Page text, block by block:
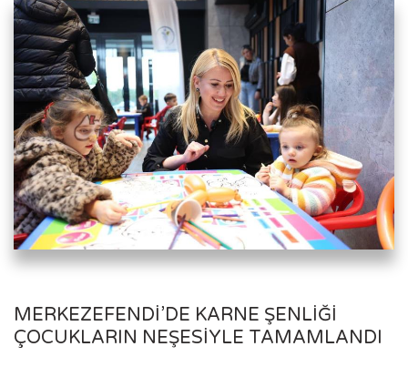
MERKEZEFENDI’DE KARNE ŞENLIĞI
ÇOCUKLARIN NEŞESIYLE TAMAMLANDI